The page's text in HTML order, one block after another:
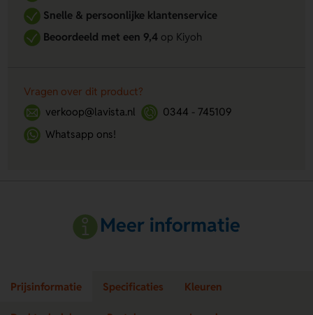
Snelle & persoonlijke klantenservice
Beoordeeld met een 9,4op Kiyoh
Vragen over dit product?
verkoop@lavista.nl
0344 - 745109
Whatsapp ons!
Meer informatie
Prijsinformatie Specificaties Kleuren